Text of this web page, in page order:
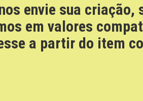
envie sua
em valores
a partir do item